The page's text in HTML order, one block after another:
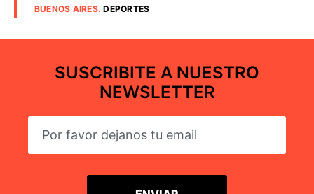
BUENOS AIRES.DEPORTES
SUSCRIBITE A NUESTRO
NEWSLETTER